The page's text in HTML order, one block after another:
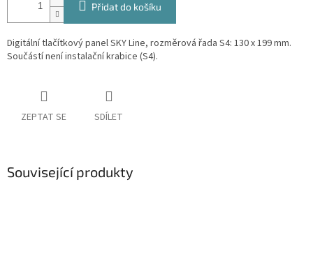
Přidat do košíku
Digitální tlačítkový panel SKY Line, rozměrová řada S4: 130 x 199 mm.
Součástí není instalační krabice (S4).
ZEPTAT SE SDÍLET
Související produkty